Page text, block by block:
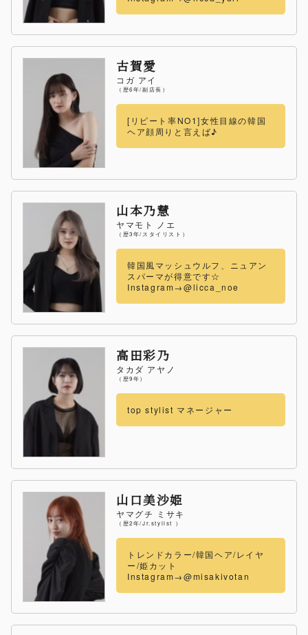
古賀愛
コガ アイ
（歴6年/副店長）
[リピート率NO1]女性目線の韓国
ヘア顔周りと言えば♪
山本乃慧
ヤマモト ノエ
（歴3年/スタイリスト）
韓国風マッシュウルフ、ニュアン
スパーマが得意です☆
Instagram→@licca_noe
高田彩乃
タカダ アヤノ
（歴9年）
top stylist マネージャー
山口美沙姫
ヤマグチ ミサキ
（歴2年/Jr.stylist ）
トレンドカラー/韓国ヘア/レイヤ
ー/姫カット
Instagram→@misakivotan